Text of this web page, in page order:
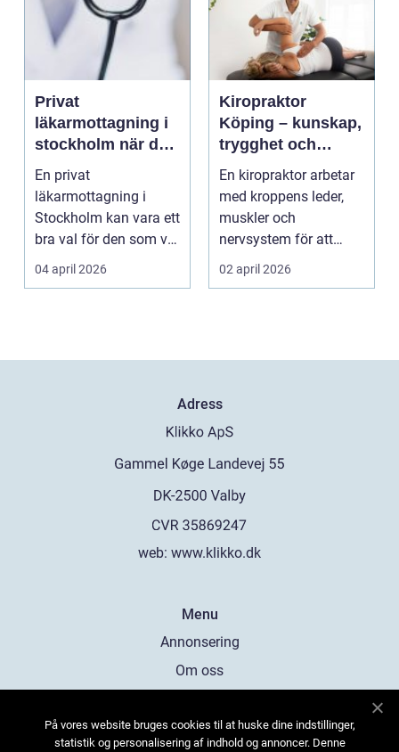
Privat
läkarmottagning i
stockholm när du
vill ha tid, trygghet
och specialistvård
En privat
läkarmottagning i
Stockholm kan vara ett
bra val för den som vill
träffa en erfaren
specia...
04 april 2026
Kiropraktor
Köping – kunskap,
trygghet och
behandling som
gör skillnad
En kiropraktor arbetar
med kroppens leder,
muskler och
nervsystem för att
minska smärta, f...
02 april 2026
Adress
web: www.klikko.dk
Menu
Annonsering
Om oss
Kontakta oss
På vores website bruges cookies til at huske dine indstillinger,
statistik og personalisering af indhold og annoncer. Denne